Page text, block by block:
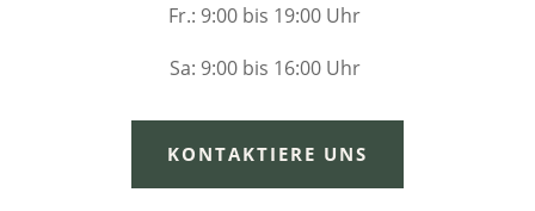
Fr.: 9:00 bis 19:00 Uhr
Sa: 9:00 bis 16:00 Uhr
KONTAKTIERE UNS